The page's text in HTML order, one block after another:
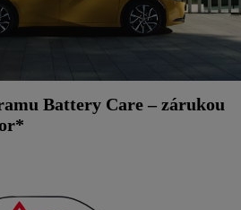
Battery Care – zárukou